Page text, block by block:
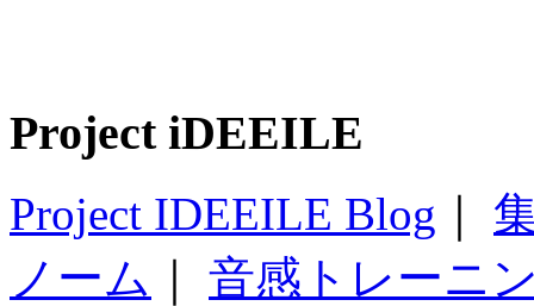
Project iDEEILE
Project IDEEILE Blog
ノーム
音感トレーニ